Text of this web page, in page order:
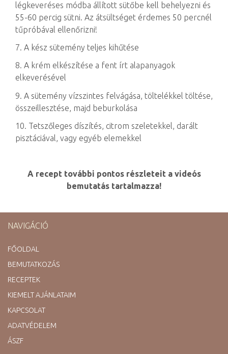
légkeveréses módba állított sütőbe kell behelyezni és
55-60 percig sütni. Az átsültséget érdemes 50 percnél
tűpróbával ellenőrizni!
7. A kész sütemény teljes kihűtése
8. A krém elkészítése a fent írt alapanyagok
elkeverésével
9. A sütemény vízszintes felvágása, töltelékkel töltése,
összeillesztése, majd beburkolása
10. Tetszőleges díszítés, citrom szeletekkel, darált
pisztáciával, vagy egyéb elemekkel
A recept további pontos részleteit a videós
bemutatás tartalmazza!
NAVIGÁCIÓ
FŐOLDAL
BEMUTATKOZÁS
RECEPTEK
KIEMELT AJÁNLATAIM
KAPCSOLAT
ADATVÉDELEM
ÁSZF